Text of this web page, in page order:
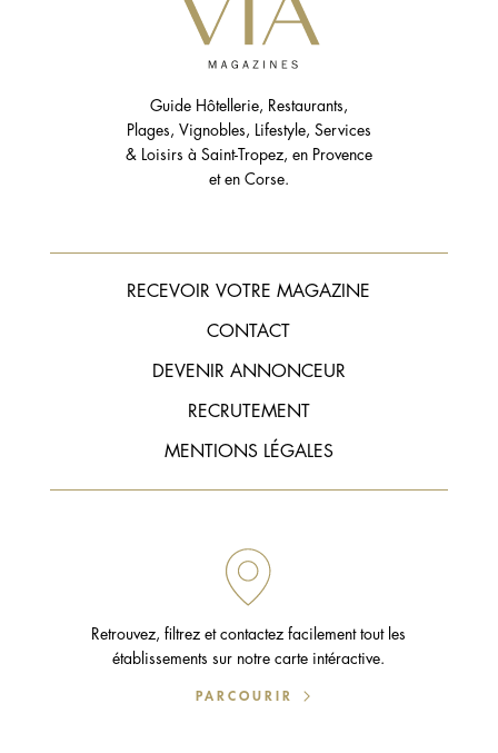
Guide Hôtellerie, Restaurants,
Plages, Vignobles, Lifestyle, Services
& Loisirs à Saint-Tropez, en Provence
et en Corse.
RECEVOIR VOTRE MAGAZINE
CONTACT
DEVENIR ANNONCEUR
RECRUTEMENT
MENTIONS LÉGALES
Retrouvez, filtrez et contactez facilement tout les
établissements sur notre carte intéractive.
PARCOURIR